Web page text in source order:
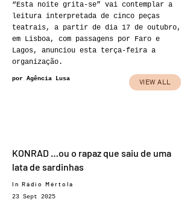
“Esta noite grita-se” vai contemplar a
leitura interpretada de cinco peças
teatrais, a partir de dia 17 de outubro,
em Lisboa, com passagens por Faro e
Lagos, anunciou esta terça-feira a
organização.
por Agência Lusa
VIEW ALL
KONRAD …ou o rapaz que saiu de uma
lata de sardinhas
In Rádio Mértola
23 Sept 2025